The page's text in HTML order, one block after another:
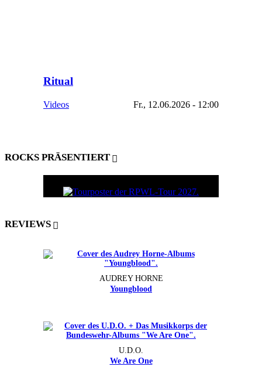
Ritual
Videos Fr., 12.06.2026 - 12:00
ROCKS PRÄSENTIERT
REVIEWS
AUDREY HORNE
Youngblood
U.D.O.
We Are One